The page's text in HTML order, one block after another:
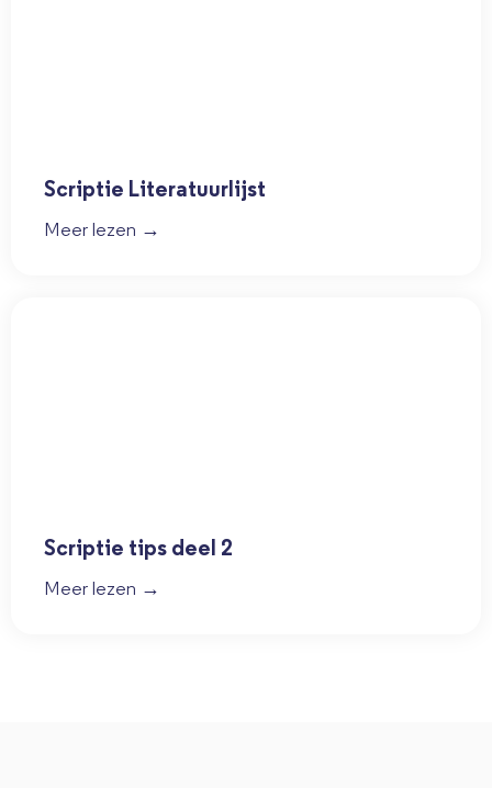
Scriptie Literatuurlijst
Meer lezen →
Scriptie tips deel 2
Meer lezen →